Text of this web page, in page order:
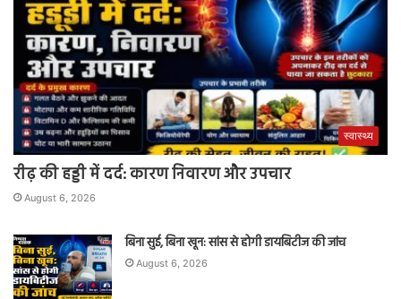
स्वास्थ्य
रीढ़ की हड्डी में दर्द: कारण निवारण और उपचार
August 6, 2026
बिना सुई, बिना खून: सांस से होगी डायबिटीज की जांच
August 6, 2026